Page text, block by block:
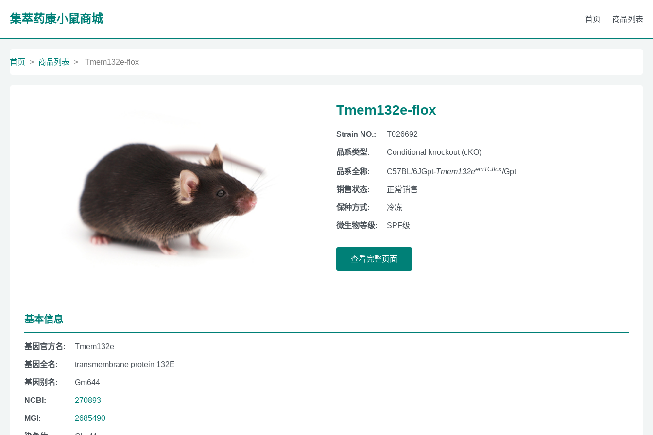
集萃药康小鼠商城 首页 商品列表
首页 > 商品列表 > Tmem132e-flox
Tmem132e-flox
Strain NO.: T026692
品系类型: Conditional knockout (cKO)
品系全称: C57BL/6JGpt-Tmem132eem1Cflox/Gpt
销售状态: 正常销售
保种方式: 冷冻
微生物等级: SPF级
查看完整页面
基本信息
基因官方名: Tmem132e
基因全名: transmembrane protein 132E
基因别名: Gm644
NCBI: 270893
MGI: 2685490